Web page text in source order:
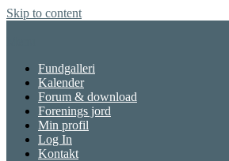
Skip to content
Fundgalleri
Kalender
Forum & download
Forenings jord
Min profil
Log In
Kontakt